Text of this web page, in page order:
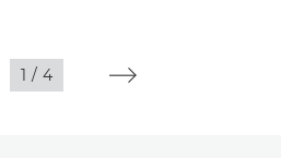
1 / 4